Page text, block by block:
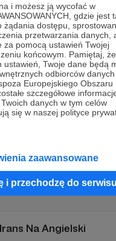
i możesz ją wycofać w
gdzie jest
dostępu,
przetwarzania danych,
za pomocą ustawień Twojej
końcowym. Pamiętaj,
ustawień, Twoje dane będą
odbiorców
Europejskiego Obszaru
szczegółowe
danych w tym celów
się w naszej polityce
zaawansowane
i przechodzę do serwisu
grona
AutoraFundacja
KARTAjuż teraz!
Patronem
Na Angielski